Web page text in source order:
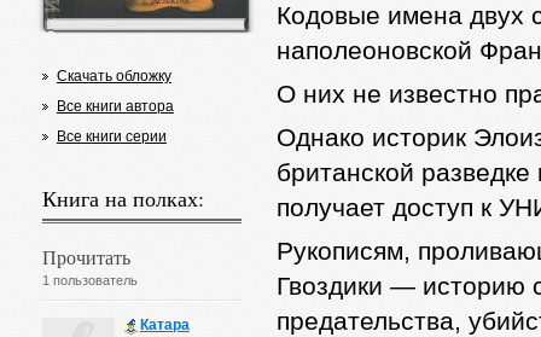
Скачать обложку
Все книги автора
Все книги серии
Книга на полках:
Прочитать
1 пользователь
Катара
Кодовые имена двух
наполеоновской
О них не известно
Однако историк
британской
получает доступ
Рукописям,
Гвоздики — историю
предательства,